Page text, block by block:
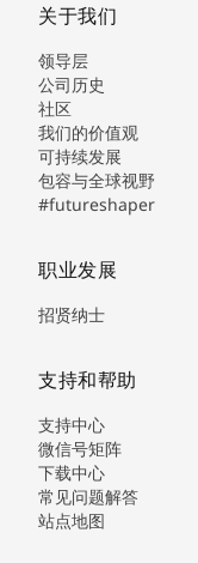
关于我们
领导层
公司历史
社区
我们的价值观
可持续发展
包容与全球视野
#futureshaper
职业发展
招贤纳士
支持和帮助
支持中心
微信号矩阵
下载中心
常见问题解答
站点地图